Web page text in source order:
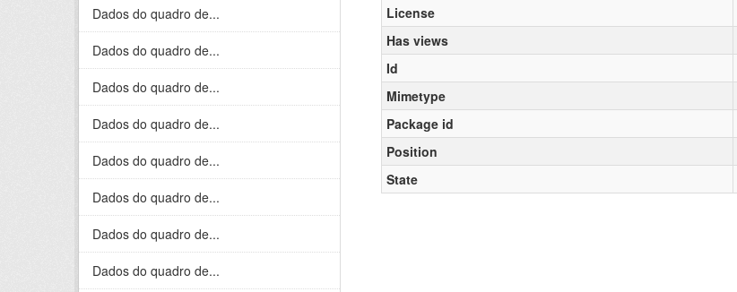
Dados do quadro de...
Dados do quadro de...
Dados do quadro de...
Dados do quadro de...
Dados do quadro de...
Dados do quadro de...
Dados do quadro de...
Dados do quadro de...
License
Has views
Id
Mimetype
Package id
Position
State